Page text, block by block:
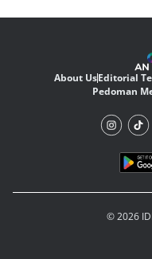
About UsEditorial
Pedoman
© 2026